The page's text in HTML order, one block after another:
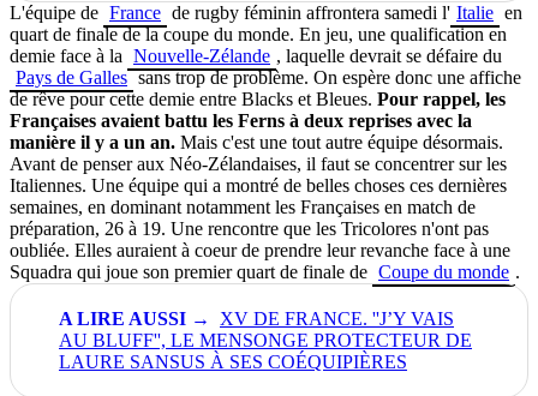
L'équipe de France de rugby féminin affrontera samedi l' Italie en
quart de finale de la coupe du monde. En jeu, une qualification en
demie face à la Nouvelle-Zélande , laquelle devrait se défaire du
Pays de Galles sans trop de problème. On espère donc une affiche
de rêve pour cette demie entre Blacks et Bleues. Pour rappel, les
Françaises avaient battu les Ferns à deux reprises avec la
manière il y a un an. Mais c'est une tout autre équipe désormais.
Avant de penser aux Néo-Zélandaises, il faut se concentrer sur les
Italiennes. Une équipe qui a montré de belles choses ces dernières
semaines, en dominant notamment les Françaises en match de
préparation, 26 à 19. Une rencontre que les Tricolores n'ont pas
oubliée. Elles auraient à coeur de prendre leur revanche face à une
Squadra qui joue son premier quart de finale de Coupe du monde .
XV DE FRANCE. ''J’Y VAIS
AU BLUFF'', LE MENSONGE PROTECTEUR DE
LAURE SANSUS À SES COÉQUIPIÈRES